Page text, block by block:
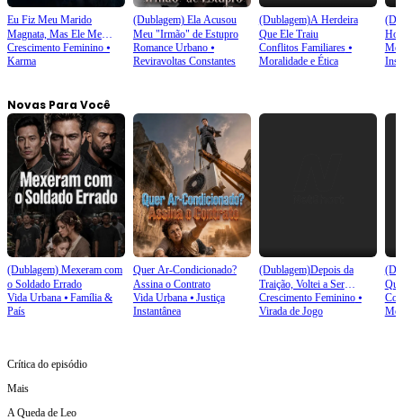
Eu Fiz Meu Marido
Magnata, Mas Ele Me
Traiu
Crescimento Feminino ⦁
Karma
(Dublagem) Ela Acusou
Meu "Irmão" de Estupro
Romance Urbano⦁
Reviravoltas Constantes
(Dublagem)A Herdeira
Que Ele Traiu
Conflitos Familiares⦁
Moralidade e Ética
Novas Para Você
(Dublagem) Mexeram com
o Soldado Errado
Vida Urbana ⦁ Família &
País
Quer Ar-Condicionado?
Assina o Contrato
Vida Urbana⦁ Justiça
Instantânea
(Dublagem)Depois da
Traição, Voltei a Ser
Herdeira
Crescimento Feminino⦁
Virada de Jogo
Crítica do episódio
Mais
A Queda de Leo